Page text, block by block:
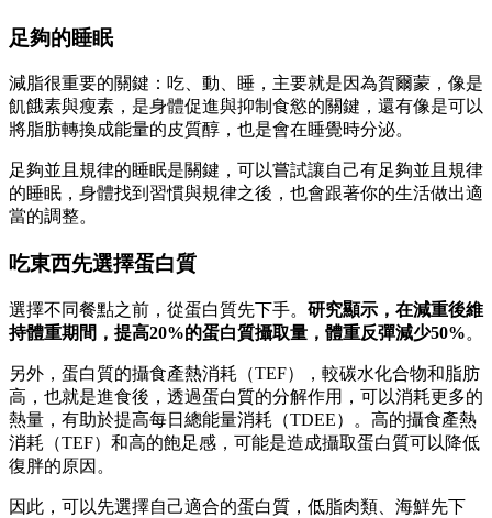
足夠的睡眠
減脂很重要的關鍵：吃、動、睡，主要就是因為賀爾蒙，像是
飢餓素與瘦素，是身體促進與抑制食慾的關鍵，還有像是可以
將脂肪轉換成能量的皮質醇，也是會在睡覺時分泌。
足夠並且規律的睡眠是關鍵，可以嘗試讓自己有足夠並且規律
的睡眠，身體找到習慣與規律之後，也會跟著你的生活做出適
當的調整。
吃東西先選擇蛋白質
選擇不同餐點之前，從蛋白質先下手。 研究顯示，在減重後維
持體重期間，提高20%的蛋白質攝取量，體重反彈減少50%。
另外，蛋白質的攝食產熱消耗（TEF），較碳水化合物和脂肪
高，也就是進食後，透過蛋白質的分解作用，可以消耗更多的
熱量，有助於提高每日總能量消耗（TDEE）。高的攝食產熱
消耗（TEF）和高的飽足感，可能是造成攝取蛋白質可以降低
復胖的原因。
因此，可以先選擇自己適合的蛋白質，低脂肉類、海鮮先下